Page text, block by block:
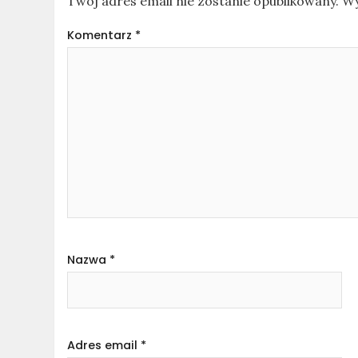
Komentarz *
Nazwa *
Adres email *